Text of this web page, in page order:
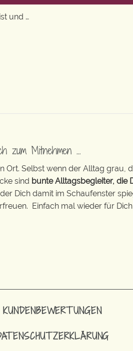
und …
zum Mitnehmen …
Ort. Selbst wenn der Alltag grau,
sind bunte Alltagsbegleiter, die
Dich damit im Schaufenster
Einfach mal wieder für
KUNDENBEWERTUNGEN